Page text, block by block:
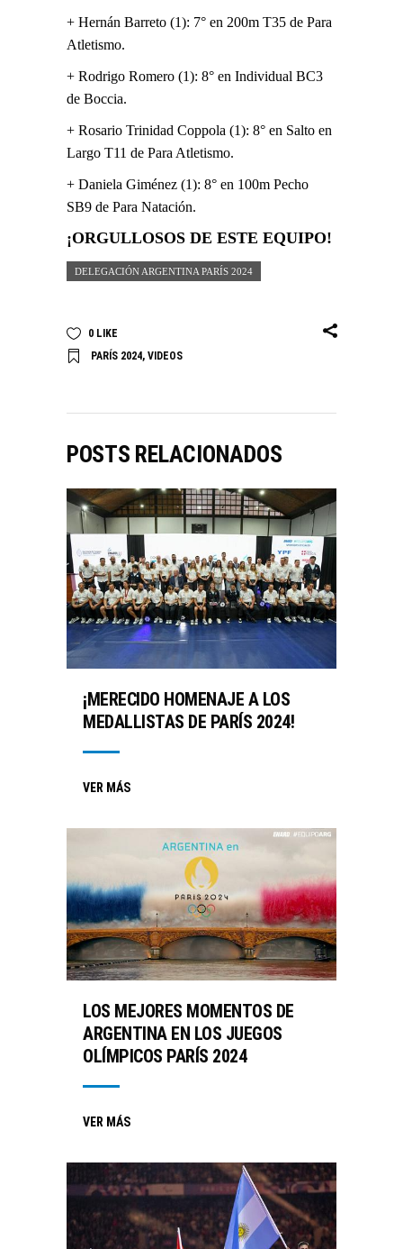
+ Hernán Barreto (1): 7° en 200m T35 de Para
Atletismo.
+ Rodrigo Romero (1): 8° en Individual BC3
de Boccia.
+ Rosario Trinidad Coppola (1): 8° en Salto en
Largo T11 de Para Atletismo.
+ Daniela Giménez (1): 8° en 100m Pecho
SB9 de Para Natación.
¡ORGULLOSOS DE ESTE EQUIPO!
DELEGACIÓN ARGENTINA PARÍS 2024
0 LIKE
PARÍS 2024, VIDEOS
POSTS RELACIONADOS
¡MERECIDO HOMENAJE A LOS
MEDALLISTAS DE PARÍS 2024!
VER MÁS
LOS MEJORES MOMENTOS DE
ARGENTINA EN LOS JUEGOS
OLÍMPICOS PARÍS 2024
VER MÁS